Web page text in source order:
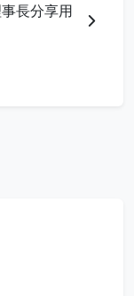
長分享用